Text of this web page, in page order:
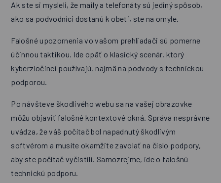
Ak ste si mysleli, že maily a telefonáty sú jediný spôsob,
ako sa podvodníci dostanú k obeti, ste na omyle.
Falošné upozornenia vo vašom prehliadači sú pomerne
účinnou taktikou. Ide opäť o klasický scenár, ktorý
kyberzločinci používajú, najmä na podvody s technickou
podporou.
Po návšteve škodlivého webu sa na vašej obrazovke
môžu objaviť falošné kontextové okná. Správa nesprávne
uvádza, že váš počítač bol napadnutý škodlivým
softvérom a musíte okamžite zavolať na číslo podpory,
aby ste počítač vyčistili. Samozrejme, ide o falošnú
technickú podporu.